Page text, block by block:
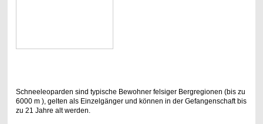
Schneeleoparden sind typische Bewohner felsiger Bergregionen (bis zu
6000 m ), gelten als Einzelgänger und können in der Gefangenschaft bis
zu 21 Jahre alt werden.